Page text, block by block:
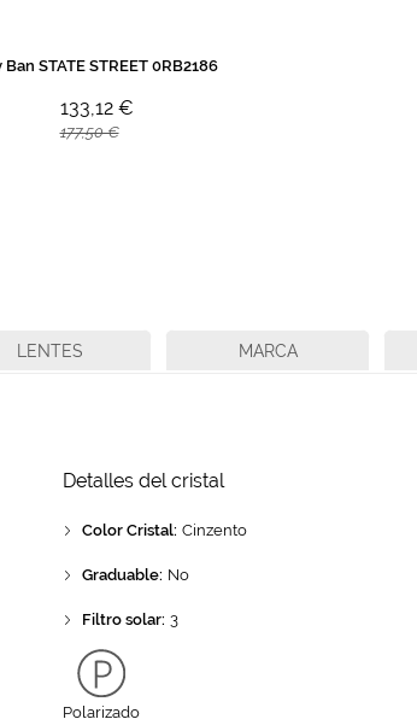
Ban STATE STREET 0RB2186
133,12 €
177,50 €
Detalles del cristal
Color Cristal: Cinzento
Graduable: No
Filtro solar: 3
Polarizado
LENTES MARCA